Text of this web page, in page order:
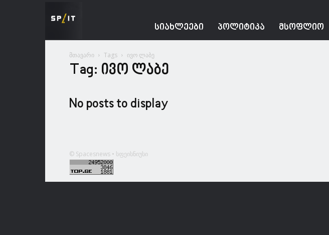
ᲡᲘᲐᲮᲚᲔᲔᲑᲘ ᲞᲝᲚᲘᲢᲘᲙᲐ ᲛᲡᲝᲤᲚᲘᲝ
მთავარი Tags ივო ლაბე
Tag: ივო ლაბე
No posts to display
© Spacesnews • სფეისნიუსი